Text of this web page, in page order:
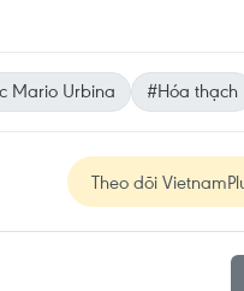
Mario Urbina #Hóa thạch
Theo dõi